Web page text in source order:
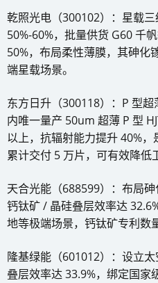
乾照光电（300102）：星载
50%-60%，批量供货 G60 千
50%，布局柔性薄膜，其砷化
端星载场景。
东方日升（300118）：P 型
内唯一量产 50um 超薄 P 型
以上，抗辐射能力提升 40%，
累计交付 5 万片，可有效降低
天合光能（688599）：布局砷
钙钛矿 / 晶硅叠层效率达
地等极端场景，钙钛矿专利数
隆基绿能（601012）：设立
叠层效率达 33.9%，绑定国家